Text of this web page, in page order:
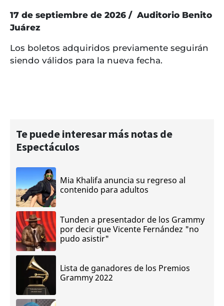
17 de septiembre de 2026 / Auditorio Benito
Juárez
Los boletos adquiridos previamente seguirán
siendo válidos para la nueva fecha.
Te puede interesar más notas de
Espectáculos
Mia Khalifa anuncia su regreso al
contenido para adultos
Tunden a presentador de los Grammy
por decir que Vicente Fernández "no
pudo asistir"
Lista de ganadores de los Premios
Grammy 2022